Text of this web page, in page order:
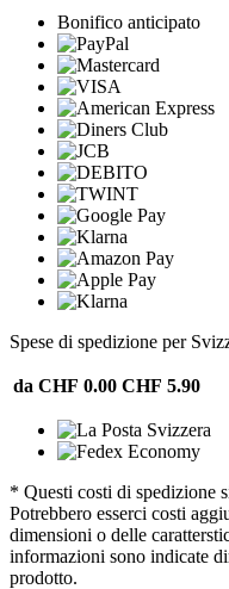
Bonifico anticipato
Spese di spedizione per
da CHF 0.00 CHF 5.90
* Questi costi di spedizione
Potrebbero esserci costi
dimensioni o delle
informazioni sono indicate
prodotto.